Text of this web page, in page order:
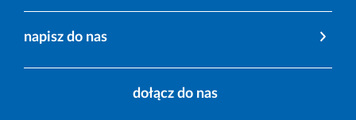
napisz do nas
dołącz do nas